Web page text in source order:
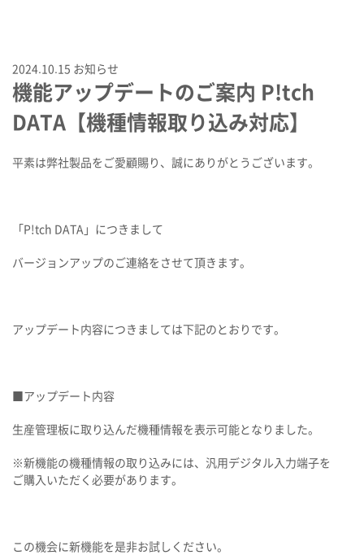
2024.10.15 お知らせ
機能アップデートのご案内 P!tch
DATA【機種情報取り込み対応】
平素は弊社製品をご愛顧賜り、誠にありがとうございます。
「P!tch DATA 」につきまして
バージョンアップのご連絡をさせて頂きます。
アップデート内容につきましては下記のとおりです。
■アップデート内容
生産管理板に取り込んだ機種情報を表示可能となりました。
※新機能の機種情報の取り込みには、汎用デジタル入力端子を
ご購入いただく必要があります。
この機会に新機能を是非お試しください。